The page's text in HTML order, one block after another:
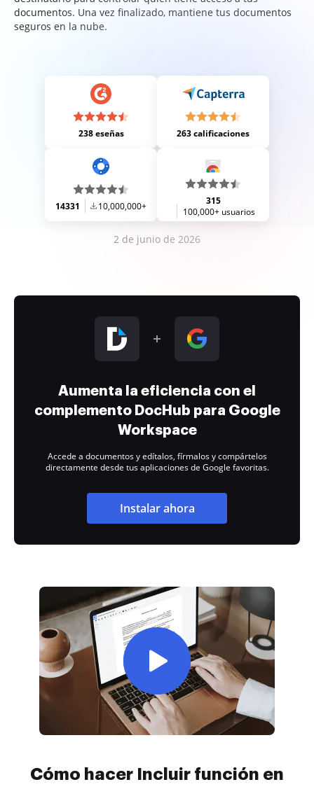
documentos. Una vez finalizado, mantiene tus documentos
seguros en la nube.
238 eseñas 263 calificaciones
14331 10,000,000+
315
100,000+ usuarios
2 de junio de 2026
Aumenta la eficiencia con el
complemento DocHub para Google
Workspace
Accede a documentos y edítalos, fírmalos y compártelos
directamente desde tus aplicaciones de Google favoritas.
Instalar ahora
Cómo hacer Incluir función en